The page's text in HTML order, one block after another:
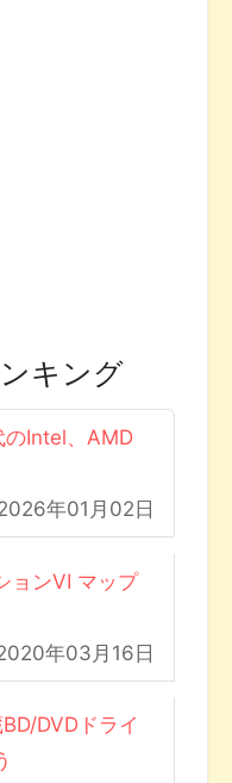
キング
のIntel、AMD
年01月02日
ョンVI マップ
年03月16日
DVDドライ